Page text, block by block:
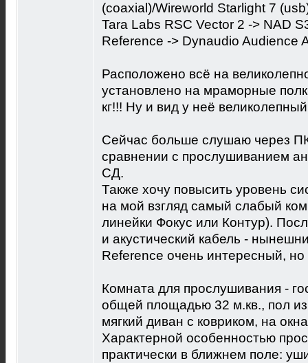
(coaxial)/Wireworld Starlight 7
Tara Labs RSC Vector 2 -> NAD
Reference -> Dynaudio Audience
Расположено всё на
установлено на мраморные
кг!!! Ну и вид у неё
Сейчас больше слушаю через
сравнении с прослушиванием
СД.
Также хочу повысить уровень
на мой взгляд самый слабый
линейки Фокус или Контур).
и акустический кабель -
Reference очень интересный, но
Комната для прослушивания -
общей площадью 32 м.кв., пол
мягкий диван с ковриком, на
Характерной особенностью
практически в ближнем поле: